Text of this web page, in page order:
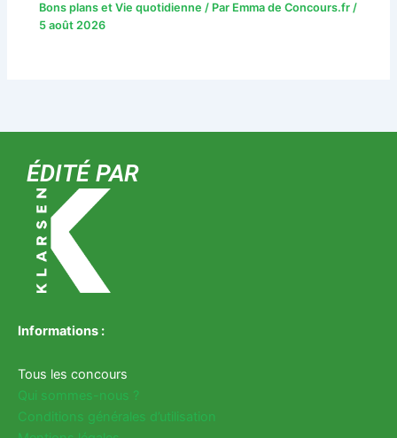
Bons plans et Vie quotidienne / Par Emma de Concours.fr/
5 août 2026
ÉDITÉ PAR
Informations :
Tous les concours
Qui sommes-nous ?
Conditions générales d’utilisation